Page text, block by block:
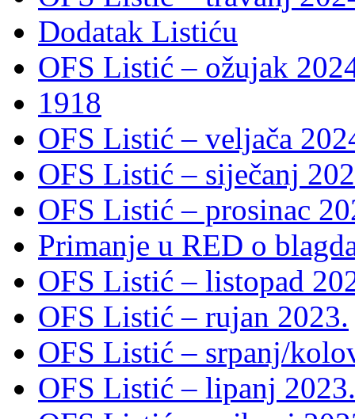
Dodatak Listiću
OFS Listić – ožujak
1918
OFS Listić – veljača
OFS Listić – siječanj
OFS Listić – prosinac
Primanje u RED o
OFS Listić – listopad
OFS Listić – rujan 2023.
OFS Listić – srpanj/
OFS Listić – lipanj 2023.